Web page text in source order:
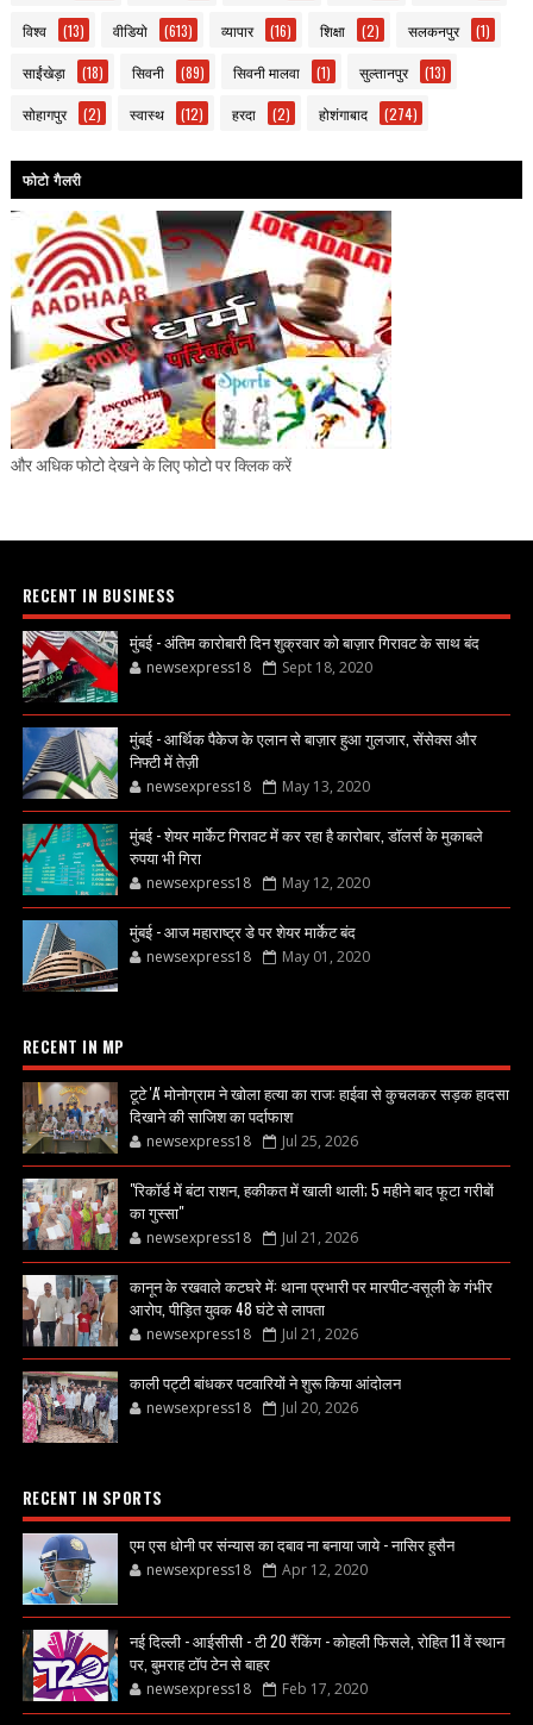
विश्व (13) वीडियो (613) व्यापार (16) शिक्षा (2) सलकनपुर (1)
साईंखेड़ा (18) सिवनी (89) सिवनी मालवा (1) सुल्तानपुर (13)
सोहागपुर (2) स्वास्थ (12) हरदा (2) होशंगाबाद (274)
फोटो गैलरी
और अधिक फोटो देखने के लिए फोटो पर क्लिक करें
RECENT IN BUSINESS
मुंबई - अंतिम कारोबारी दिन शुक्रवार को बाज़ार गिरावट के साथ बंद
newsexpress18 Sept 18, 2020
मुंबई - आर्थिक पैकेज के एलान से बाज़ार हुआ गुलजार, सेंसेक्स और
निफ्टी में तेज़ी
newsexpress18 May 13, 2020
मुंबई - शेयर मार्केट गिरावट में कर रहा है कारोबार, डॉलर्स के मुकाबले
रुपया भी गिरा
newsexpress18 May 12, 2020
मुंबई - आज महाराष्ट्र डे पर शेयर मार्केट बंद
newsexpress18 May 01, 2020
RECENT IN MP
टूटे 'A' मोनोग्राम ने खोला हत्या का राज: हाईवा से कुचलकर सड़क हादसा
दिखाने की साजिश का पर्दाफाश
newsexpress18 Jul 25, 2026
"रिकॉर्ड में बंटा राशन, हकीकत में खाली थाली; 5 महीने बाद फूटा गरीबों
का गुस्सा"
newsexpress18 Jul 21, 2026
कानून के रखवाले कटघरे में: थाना प्रभारी पर मारपीट-वसूली के गंभीर
आरोप, पीड़ित युवक 48 घंटे से लापता
newsexpress18 Jul 21, 2026
काली पट्टी बांधकर पटवारियों ने शुरू किया आंदोलन
newsexpress18 Jul 20, 2026
RECENT IN SPORTS
एम एस धोनी पर संन्यास का दबाव ना बनाया जाये - नासिर हुसैन
newsexpress18 Apr 12, 2020
नई दिल्ली - आईसीसी - टी 20 रैंकिंग - कोहली फिसले, रोहित 11 वें स्थान
पर, बुमराह टॉप टेन से बाहर
newsexpress18 Feb 17, 2020